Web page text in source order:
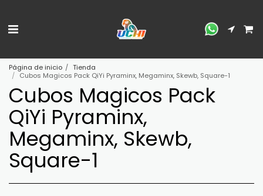
Página de inicio
Tienda
Cubos Magicos Pack QiYi Pyraminx, Megaminx, Skewb, Square-1
Cubos Magicos Pack
QiYi Pyraminx,
Megaminx, Skewb,
Square-1